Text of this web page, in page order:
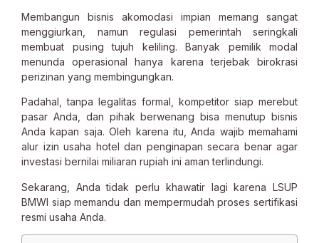
Membangun bisnis akomodasi impian memang sangat
menggiurkan, namun regulasi pemerintah seringkali
membuat pusing tujuh keliling. Banyak pemilik modal
menunda operasional hanya karena terjebak birokrasi
perizinan yang membingungkan.
Padahal, tanpa legalitas formal, kompetitor siap merebut
pasar Anda, dan pihak berwenang bisa menutup bisnis
Anda kapan saja. Oleh karena itu, Anda wajib memahami
alur izin usaha hotel dan penginapan secara benar agar
investasi bernilai miliaran rupiah ini aman terlindungi.
Sekarang, Anda tidak perlu khawatir lagi karena LSUP
BMWI siap memandu dan mempermudah proses sertifikasi
resmi usaha Anda.